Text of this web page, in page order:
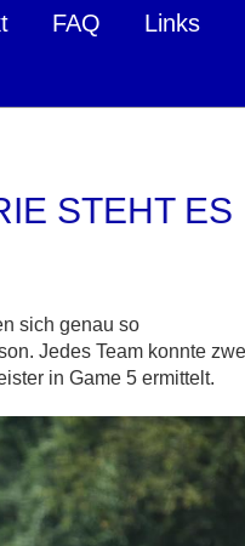
FAQ
Links
STEHT ES
sich genau so
Jedes Team konnte
in Game 5 ermittelt.